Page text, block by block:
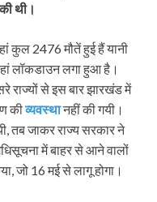
थी।
कुल 2476 मौतें हुई हैं यानी
लॉकडाउन लगा हुआ है।
राज्‍यों से इस बार झारखंड में
कीव्‍यवस्‍थानहीं की गयी।
तब जाकर राज्‍य सरकार ने
में बाहर से आने वालों
जो 16 मई से लागू होगा।